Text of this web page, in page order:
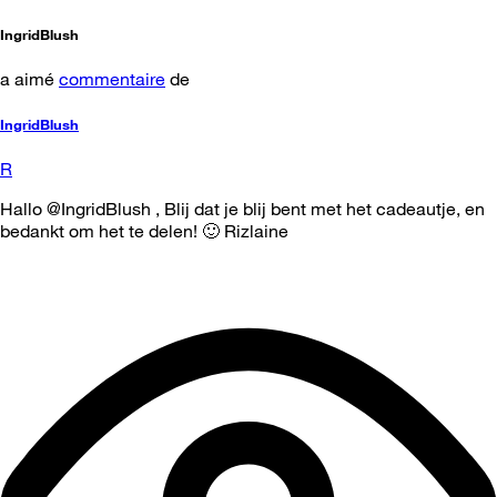
IngridBlush
a aimé commentaire de
IngridBlush
R
Hallo @IngridBlush , Blij dat je blij bent met het cadeautje, en
bedankt om het te delen! 🙂 Rizlaine